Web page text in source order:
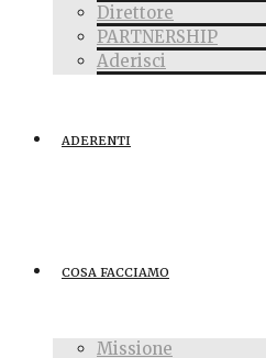
Direttore
PARTNERSHIP
Aderisci
ADERENTI
COSA FACCIAMO
Missione